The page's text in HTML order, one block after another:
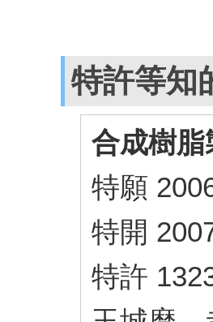
特許等知
合成樹
特願
特開
特許